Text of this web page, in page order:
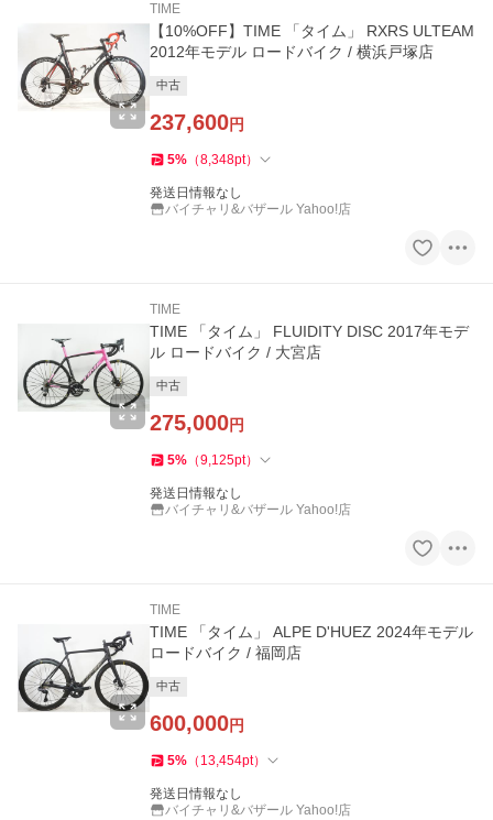
TIME
【10%OFF】TIME 「タイム」 RXRS ULTEAM
2012年モデル ロードバイク / 横浜戸塚店
中古
237,600円
5% （8,348pt）
発送日情報なし
バイチャリ&バザール Yahoo!店
TIME
TIME 「タイム」 FLUIDITY DISC 2017年モデ
ル ロードバイク / 大宮店
中古
275,000円
5% （9,125pt）
発送日情報なし
バイチャリ&バザール Yahoo!店
TIME
TIME 「タイム」 ALPE D'HUEZ 2024年モデル
ロードバイク / 福岡店
中古
600,000円
5% （ 13,454pt）
発送日情報なし
バイチャリ&バザール Yahoo!店